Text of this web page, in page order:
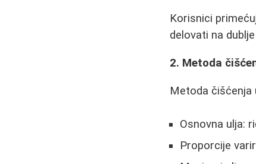
Korisnici
delovati na
2. Metoda
Metoda čišćenja
Osnovna ulja:
Proporcije